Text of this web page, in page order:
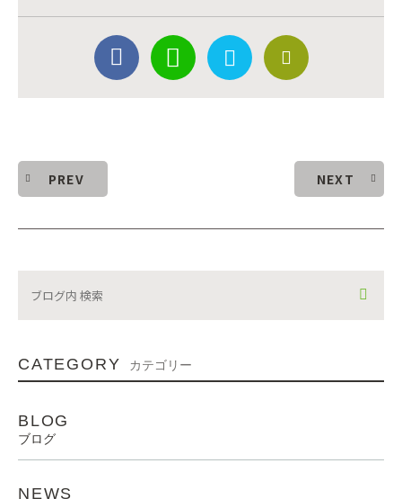
PREV NEXT
CATEGORY カテゴリー
BLOG
ブログ
NEWS